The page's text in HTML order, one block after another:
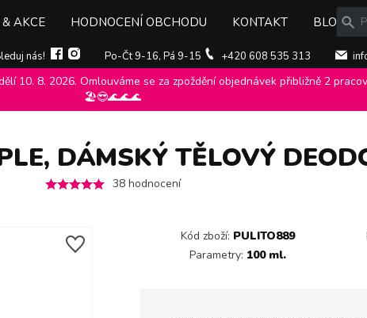
nás! Po-Čt 9-16, Pá 9-15 +420 608 535 313
AKCE HODNOCENÍ OBCHODU KONTAKT BLOG
10. 8. 2026. Omlouváme se za zpoždění objednávek přibližně 2
🏖️😎🌊🌊🌊
Deodoranty a antiperspiranty malizia Malizia Deo Spray
DÁMSKÝ TĚLOVÝ
38hodnocení
Kód zboží: PULITO889
Parametry: 100 ml.